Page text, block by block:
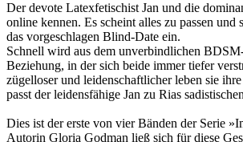
Der devote Latexfetischist Jan und die
online kennen. Es scheint alles zu passen und
das vorgeschlagen Blind-Date ein.
Schnell wird aus dem unverbindlichen
Beziehung, in der sich beide immer tiefer
zügelloser und leidenschaftlicher leben sie
passt der leidensfähige Jan zu Rias
Dies ist der erste von vier Bänden der Serie
Autorin Gloria Godman ließ sich für diese